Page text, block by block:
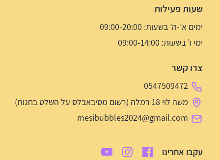
שעות פעילות
ימים א’-ה’ בשעות: 09:00-20:00
ימי ו’ בשעות: 09:00-14:00
צרו קשר
0547509472
משה לוי 18 רמלה (רשום מסיבאבלס על השלט בחנות)
mesibubbles2024@gmail.com
עקבו אחרינו